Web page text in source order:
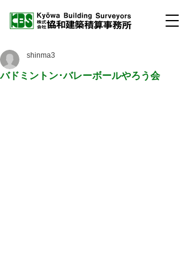
バドミントン･バレーボールやろう会
shinma3